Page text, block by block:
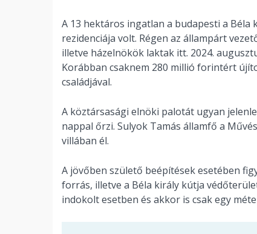
A 13 hektáros ingatlan a budapesti a
rezidenciája volt. Régen az állampárt
illetve házelnökök laktak itt. 2024.
Korábban csaknem 280 millió forintért
családjával.
A köztársasági elnöki palotát ugyan
nappal őrzi. Sulyok Tamás államfő a
villában él.
A jövőben születő beépítések esetében
forrás, illetve a Béla király kútja
indokolt esetben és akkor is csak egy